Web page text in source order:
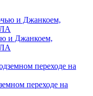
и Джанкоем,
переходе на